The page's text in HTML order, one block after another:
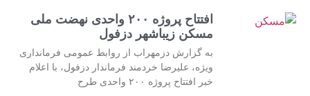
افتتاح پروژه ۲۰۰ واحدی نهضت ملی
مسکن زیباشهر دزفول
به گزارش دزمهراب از روابط عمومی فرمانداری
ویژه، علیرضا خردمند فرماندار دزفول، با اعلام
خبر افتتاح پروژه ۲۰۰ واحدی طرح